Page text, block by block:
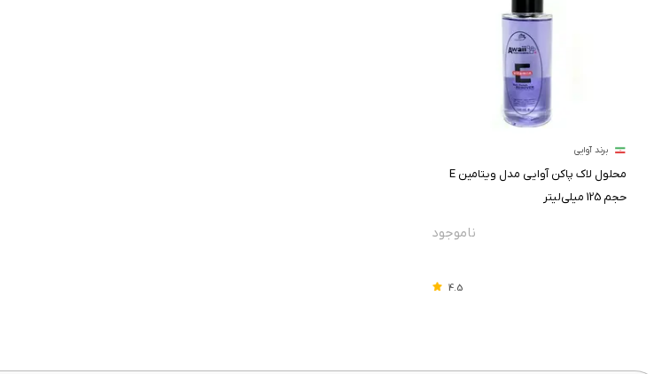
برند آوایی
محلول لاک پاکن آوایی مدل ویتامین E
حجم 125 میلی‌لیتر
4.5